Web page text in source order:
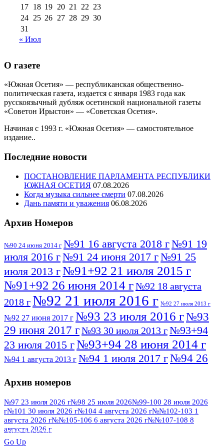
17 18 19 20 21 22 23
24 25 26 27 28 29 30
31
« Июл
О газете
«Южная Осетия» — республиканская общественно-
политическая газета, издается с января 1983 года как
русскоязычный дубляж осетинской национальной газеты
«Советон Ирыстон» — «Советская Осетия».
Начиная с 1993 г. «Южная Осетия» — самостоятельное
издание..
Последние новости
ПОСТАНОВЛЕНИЕ ПАРЛАМЕНТА РЕСПУБЛИКИ
ЮЖНАЯ ОСЕТИЯ 07.08.2026
Когда музыка сильнее смерти 07.08.2026
Дань памяти и уважения 06.08.2026
Архив Номеров
№90 24 июня 2014 г №91 16 августа 2018 г№91 19
июля 2016 г№91 24 июня 2017 г№91 25
июля 2013 г№91+92 21 июля 2015 г
№91+92 26 июня 2014 г№92 18 августа
2018 г№92 21 июля 2016 г №92 27 июля 2013 г
№92 27 июня 2017 г №93 23 июля 2016 г№93
29 июня 2017 г№93 30 июля 2013 г№93+94
23 июля 2015 г№93+94 28 июня 2014 г
№94 1 августа 2013 г №94 1 июля 2017 г№94 26
№95 7 августа 2012 г
№95 28 июля 2016 г №95+96 3 августа
2013 г№96 6 июля 2017 г№96 9 августа
2012 г №96 28 июля 2015 г
№96+97 30 июля 2016 г
Архив номеров
№97 23 июля 2026 г№98 25 июля 2026№99-100 28 июля 2026
г№101 30 июля 2026 г№104 4 августа 2026 г№№102-103 1
августа 2026 г№№105-106 6 августа 2026 г№№107-108 8
августа 2026 г
ПОСМОТРЕТЬ ВСЕ
Go Up